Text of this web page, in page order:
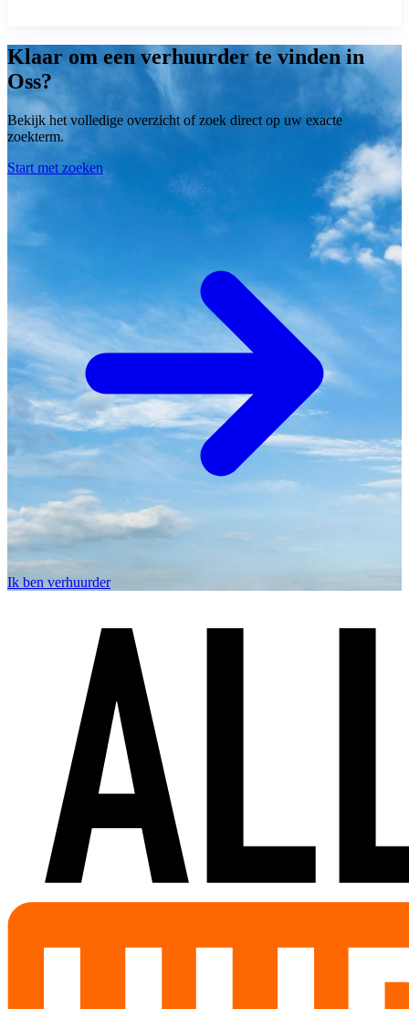
Klaar om een verhuurder te vinden in
Oss?
Bekijk het volledige overzicht of zoek direct op uw exacte
zoekterm.
Start met zoeken
Ik ben verhuurder